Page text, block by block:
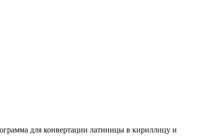
для конвертации латиницы в кириллицу и